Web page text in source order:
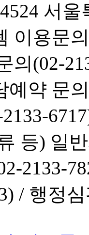
서
이용문
의(02-
예약 문
등) 일
2133-
/ 행정심